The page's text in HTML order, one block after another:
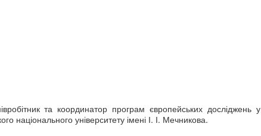
та координатор програм європейських досліджень у
національного університету імені І. І. Мечникова.